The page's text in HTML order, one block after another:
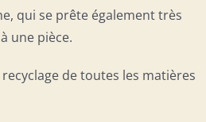
qui se prête également très
une pièce.
de toutes les matières